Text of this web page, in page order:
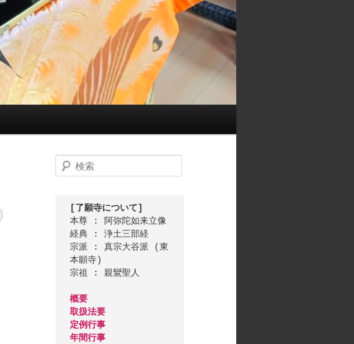
検
索
[了願寺について]
本尊 : 阿弥陀如来立像
経典 : 浄土三部経
宗派 : 真宗大谷派 (東
本願寺)
宗祖 : 親鸞聖人
概要
取扱法要
定例行事
年間行事